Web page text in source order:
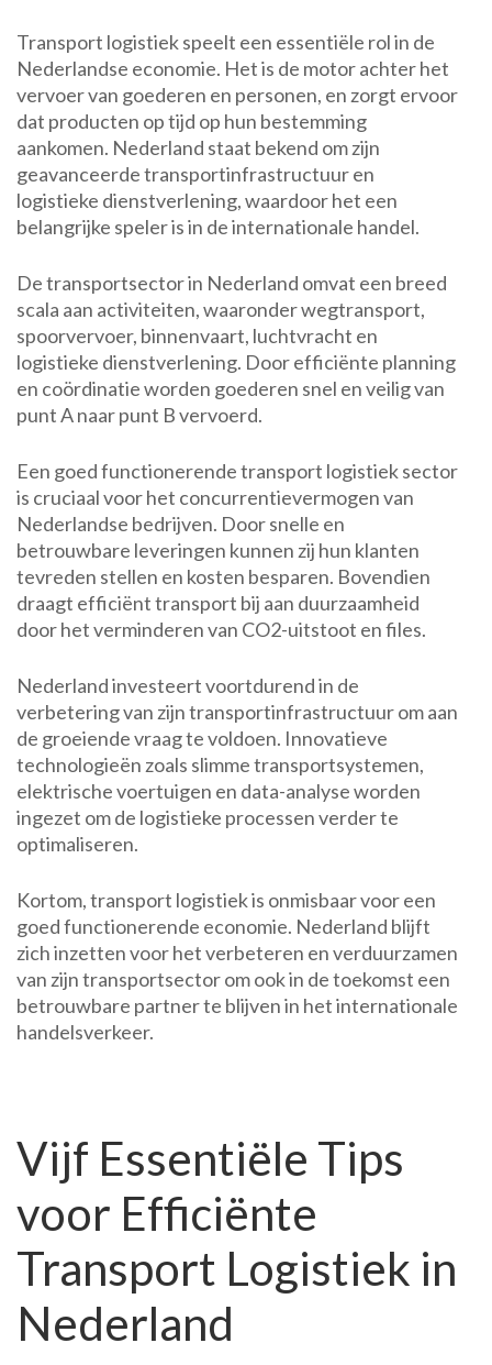
Transport logistiek speelt een essentiële rol in de
Nederlandse economie. Het is de motor achter het
vervoer van goederen en personen, en zorgt ervoor
dat producten op tijd op hun bestemming
aankomen. Nederland staat bekend om zijn
geavanceerde transportinfrastructuur en
logistieke dienstverlening, waardoor het een
belangrijke speler is in de internationale handel.
De transportsector in Nederland omvat een breed
scala aan activiteiten, waaronder wegtransport,
spoorvervoer, binnenvaart, luchtvracht en
logistieke dienstverlening. Door efficiënte planning
en coördinatie worden goederen snel en veilig van
punt A naar punt B vervoerd.
Een goed functionerende transport logistiek sector
is cruciaal voor het concurrentievermogen van
Nederlandse bedrijven. Door snelle en
betrouwbare leveringen kunnen zij hun klanten
tevreden stellen en kosten besparen. Bovendien
draagt efficiënt transport bij aan duurzaamheid
door het verminderen van CO2-uitstoot en files.
Nederland investeert voortdurend in de
verbetering van zijn transportinfrastructuur om aan
de groeiende vraag te voldoen. Innovatieve
technologieën zoals slimme transportsystemen,
elektrische voertuigen en data-analyse worden
ingezet om de logistieke processen verder te
optimaliseren.
Kortom, transport logistiek is onmisbaar voor een
goed functionerende economie. Nederland blijft
zich inzetten voor het verbeteren en verduurzamen
van zijn transportsector om ook in de toekomst een
betrouwbare partner te blijven in het internationale
handelsverkeer.
Vijf Essentiële Tips
voor Efficiënte
Transport Logistiek in
Nederland